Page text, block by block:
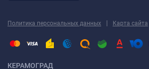
Политика персональных данных | Карта сайта
КЕРАМОГРАД